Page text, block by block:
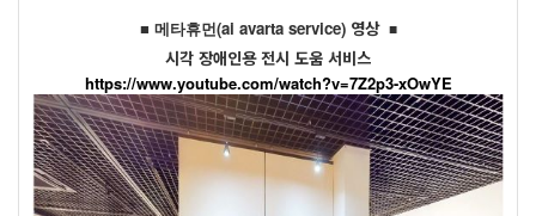
■ 메타휴먼(ai avarta service)영상 ■
시각 장애인용 전시 도움 서비스
https://www.youtube.com/watch?v=7Z2p3-xOwYE